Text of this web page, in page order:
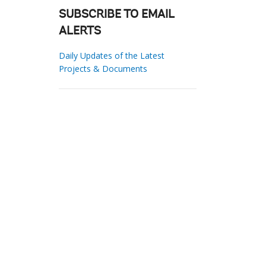
SUBSCRIBE TO EMAIL
ALERTS
Daily Updates of the Latest
Projects & Documents